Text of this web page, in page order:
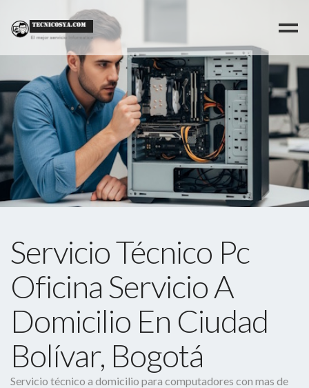
Servicio Técnico Pc
Oficina Servicio A
Domicilio En Ciudad
Bolívar, Bogotá
Servicio técnico a domicilio para computadores con mas de